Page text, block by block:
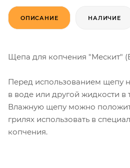
ОПИСАНИЕ НАЛИЧИЕ
Щепа для копчения "Мескит"
Перед использованием щепу
в воде или другой жидкости в
Влажную щепу можно
грилях использовать в
копчения.